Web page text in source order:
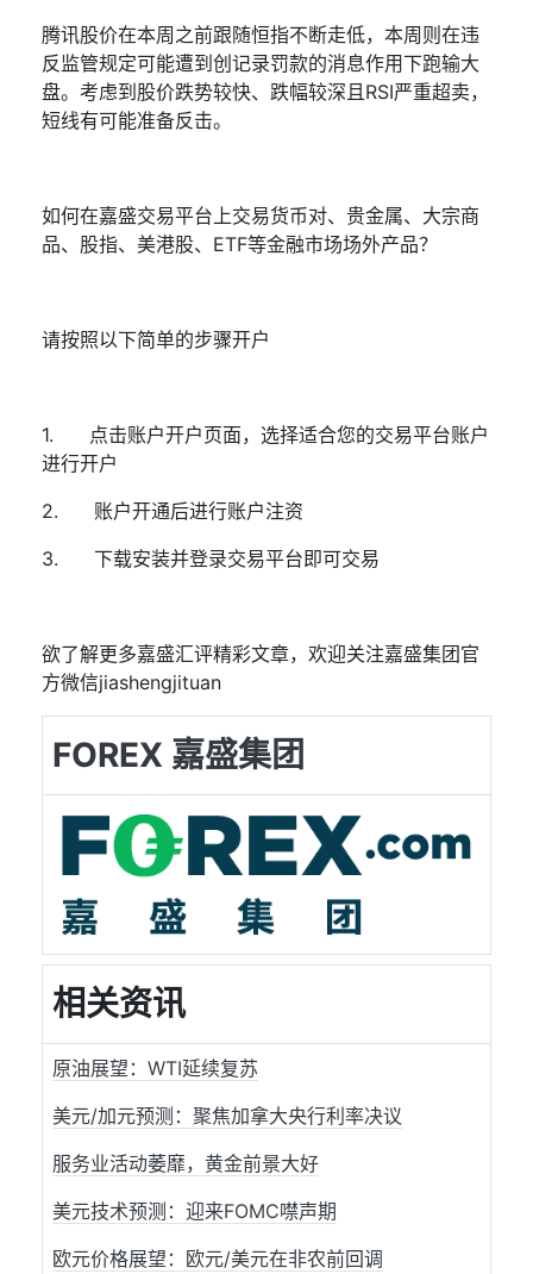
腾讯股价在本周之前跟随恒指不断走低，本周则在违
反监管规定可能遭到创记录罚款的消息作用下跑输大
盘。考虑到股价跌势较快、跌幅较深且RSI严重超卖，
短线有可能准备反击。
如何在嘉盛交易平台上交易货币对、贵金属、大宗商
品、股指、美港股、 ETF等金融市场场外产品？
请按照以下简单的步骤开户
1. 点击账户开户页面，选择适合您的交易平台账户
进行开户
2. 账户开通后进行账户注资
3. 下载安装并登录交易平台即可交易
欲了解更多嘉盛汇评精彩文章，欢迎关注嘉盛集团官
方微信jiashengjituan
FOREX 嘉盛集团
相关资讯
原油展望：WTI延续复苏
美元/加元预测：聚焦加拿大央行利率决议
服务业活动萎靡，黄金前景大好
美元技术预测：迎来FOMC噤声期
欧元价格展望：欧元/美元在非农前回调